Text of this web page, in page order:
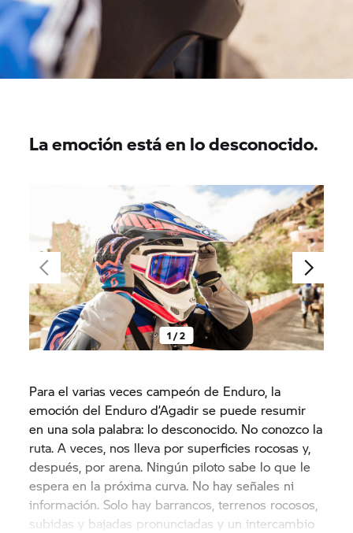
La emoción está en lo desconocido.
1 / 2
Para el varias veces campeón de Enduro, la
emoción del Enduro d’Agadir se puede resumir
en una sola palabra: lo desconocido. No conozco la
ruta. A veces, nos lleva por superficies rocosas y,
después, por arena. Ningún piloto sabe lo que le
espera en la próxima curva. No hay señales ni
información. Solo hay barrancos, terrenos rocosos,
subidas y bajadas pronunciadas y un intercambio